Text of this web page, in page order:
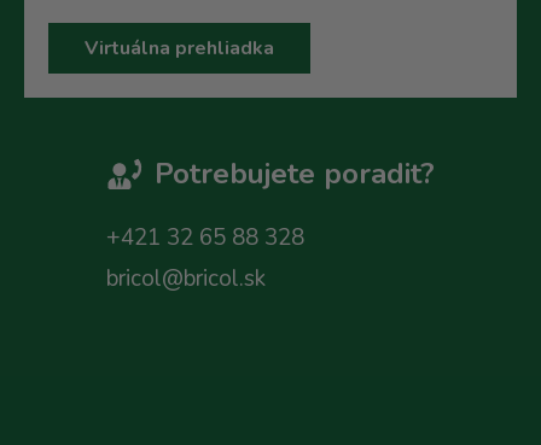
Virtuálna prehliadka
Potrebujete poradit?
+421 32 65 88 328
bricol@bricol.sk